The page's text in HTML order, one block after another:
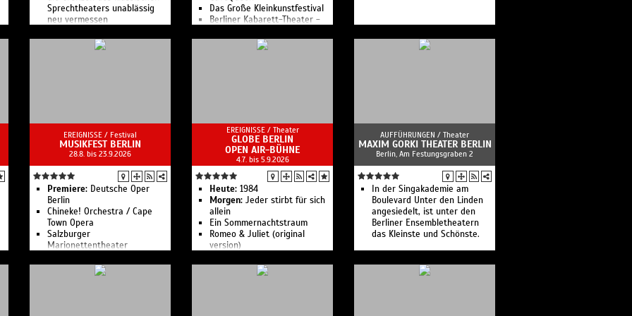
Musiktheater.
Hauptstadt widmet.
Hier findet das eigentlich
Unmögliche statt:
Sprechtheaters unablässig
neu vermessen
Das Große Kleinkunstfestival
Berliner Kabarett-Theater -
Kabarett
EREIGNISSE / Festival
MUSIKFEST BERLIN
28.8. bis 23.9.2026
Premiere: Deutsche Oper
Berlin
Chineke! Orchestra / Cape
Town Opera
Salzburger
Marionettentheater
EREIGNISSE / Theater
GLOBE BERLIN
OPEN AIR-BÜHNE
4.7. bis 5.9.2026
Heute: 1984
Morgen: Jeder stirbt für sich
allein
Ein Sommernachtstraum
Romeo & Juliet (original
version)
Was Ihr wollt
AUFFÜHRUNGEN / Theater
MAXIM GORKI THEATER BERLIN
Berlin, Am Festungsgraben 2
In der Singakademie am
Boulevard Unter den Linden
angesiedelt, ist unter den
Berliner Ensembletheatern
das Kleinste und Schönste.